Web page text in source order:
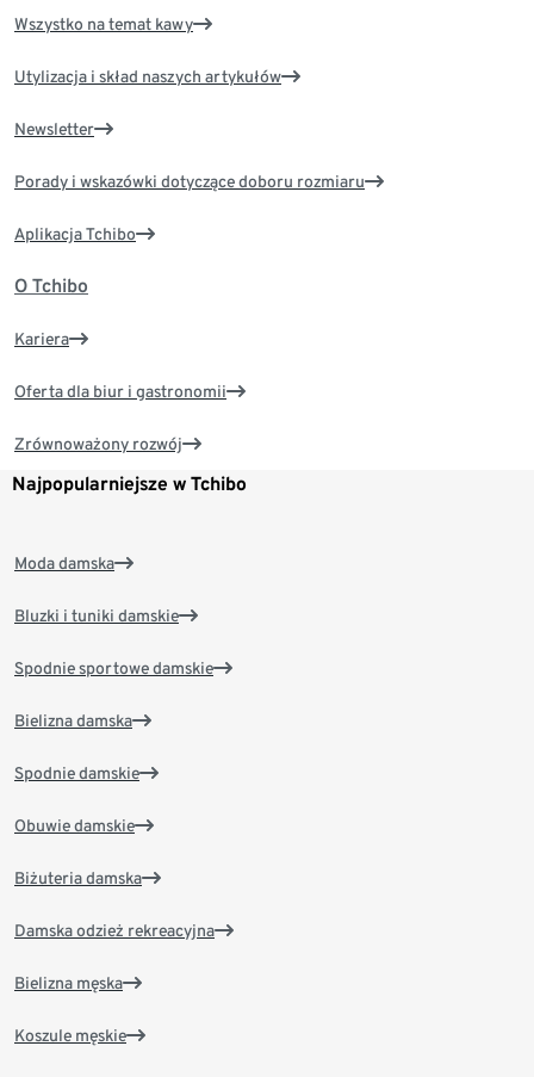
Wszystko na temat kawy
Utylizacja i skład naszych artykułów
Newsletter
Porady i wskazówki dotyczące doboru rozmiaru
Aplikacja Tchibo
O Tchibo
Kariera
Oferta dla biur i gastronomii
Zrównoważony rozwój
Najpopularniejsze w Tchibo
Moda damska
Bluzki i tuniki damskie
Spodnie sportowe damskie
Bielizna damska
Spodnie damskie
Obuwie damskie
Biżuteria damska
Damska odzież rekreacyjna
Bielizna męska
Koszule męskie